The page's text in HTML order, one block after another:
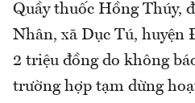
Quầy thuốc Hồng Thúy,
Nhân, xã Dục Tú, huyện
2 triệu đồng do không
trường hợp tạm dừng